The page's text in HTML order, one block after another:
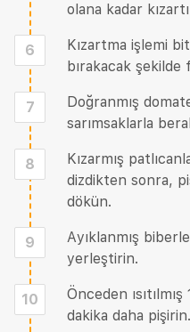
olana kadar
6
Kızartma işlemi
bırakacak şekilde
7
Doğranmış
sarımsaklarla
8
Kızarmış
dizdikten sonra,
dökün.
9
Ayıklanmış
yerleştirin.
10
Önceden
dakika daha pişirin.